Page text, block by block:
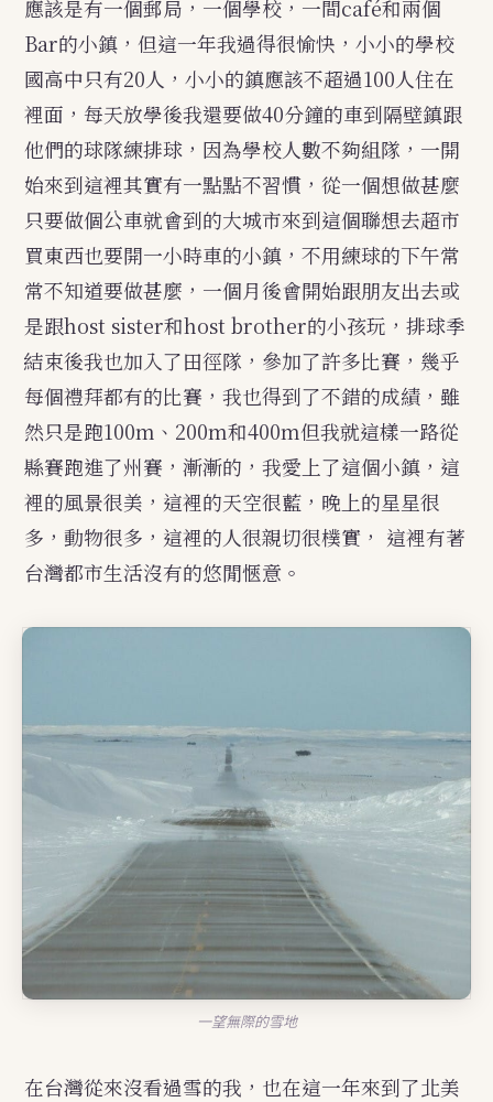
應該是有一個郵局，一個學校，一間café和兩個
Bar的小鎮，但這一年我過得很愉快，小小的學校
國高中只有20人，小小的鎮應該不超過100人住在
裡面，每天放學後我還要做40分鐘的車到隔壁鎮跟
他們的球隊練排球，因為學校人數不夠組隊，一開
始來到這裡其實有一點點不習慣，從一個想做甚麼
只要做個公車就會到的大城市來到這個聯想去超市
買東西也要開一小時車的小鎮，不用練球的下午常
常不知道要做甚麼，一個月後會開始跟朋友出去或
是跟host sister和host brother的小孩玩，排球季
結束後我也加入了田徑隊，參加了許多比賽，幾乎
每個禮拜都有的比賽，我也得到了不錯的成績，雖
然只是跑100m、200m和400m但我就這樣一路從
縣賽跑進了州賽，漸漸的，我愛上了這個小鎮，這
裡的風景很美，這裡的天空很藍，晚上的星星很
多，動物很多，這裡的人很親切很樸實， 這裡有著
台灣都市生活沒有的悠閒愜意。
一望無際的雪地
在台灣從來沒看過雪的我，也在這一年來到了北美